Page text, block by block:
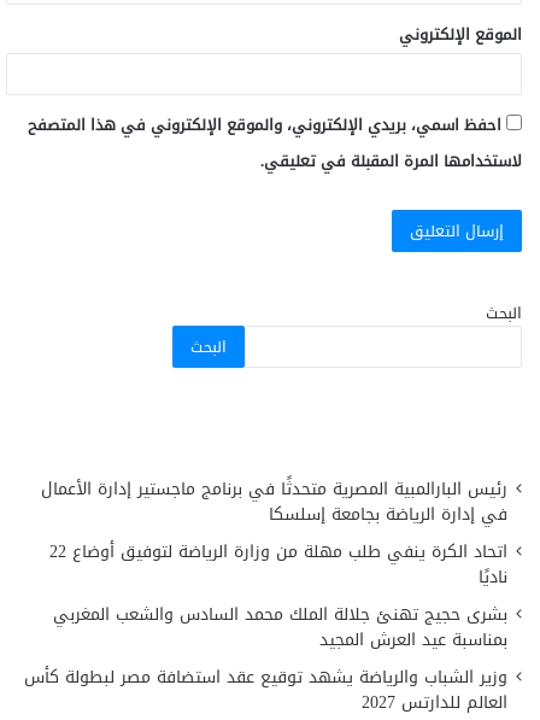
الموقع الإلكتروني
احفظ اسمي، بريدي الإلكتروني، والموقع الإلكتروني في هذا المتصفح
لاستخدامها المرة المقبلة في تعليقي.
البحث
البحث
رئيس البارالمبية المصرية متحدثًا في برنامج ماجستير إدارة الأعمال
في إدارة الرياضة بجامعة إسلسكا
اتحاد الكرة ينفي طلب مهلة من وزارة الرياضة لتوفيق أوضاع 22
ناديًا
بشرى حجيج تهنئ جلالة الملك محمد السادس والشعب المغربي
بمناسبة عيد العرش المجيد
وزير الشباب والرياضة يشهد توقيع عقد استضافة مصر لبطولة كأس
العالم للدارتس 2027